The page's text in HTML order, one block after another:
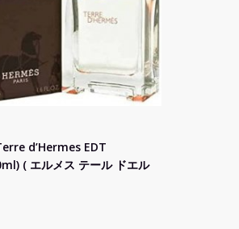
d’Hermes EDT
( エルメス テール ドエル